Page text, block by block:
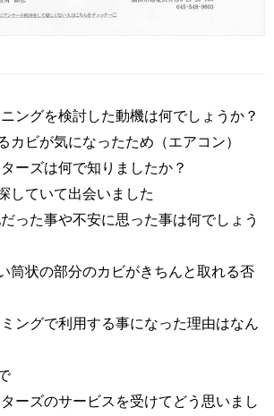
ングを検討した動機は何でしょうか？
カビが気になったため（エアコン）
ーズは何で知りましたか？
していて出会いました
った事や不安に思った事は何でしょう
筒状の部分のカビがきちんと取れる否
ングで利用する事になった理由はなん
ーズのサービスを受けてどう思いまし